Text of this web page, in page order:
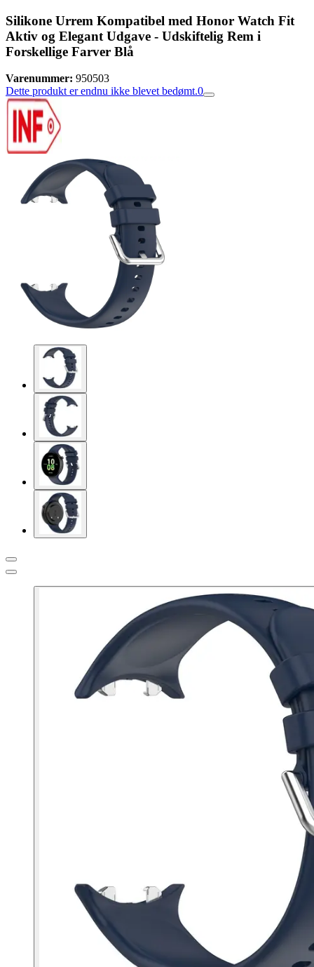
Silikone Urrem Kompatibel med Honor Watch Fit
Aktiv og Elegant Udgave - Udskiftelig Rem i
Forskellige Farver Blå
Varenummer: 950503
Dette produkt er endnu ikke blevet bedømt.0